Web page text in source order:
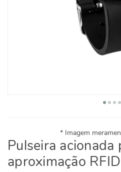
Pulseira acionada
aproximação